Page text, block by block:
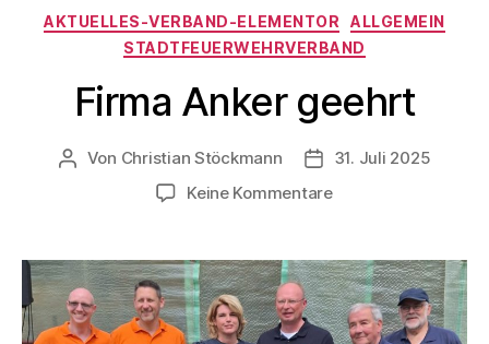
AKTUELLES-VERBAND-ELEMENTOR
ALLGEMEIN
STADTFEUERWEHRVERBAND
Firma Anker geehrt
Von Christian Stöckmann
31. Juli 2025
Keine Kommentare